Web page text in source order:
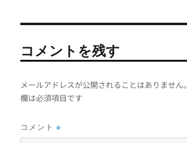
コメントを残す
メールアドレスが公開されることはありません。
欄は必須項目です
コメント※